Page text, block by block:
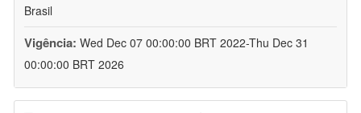
Brasil
Vigência: Wed Dec 07 00:00:00 BRT 2022-Thu Dec 31
00:00:00 BRT 2026